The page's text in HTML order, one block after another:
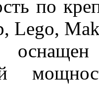
по
Lego,
оснащен